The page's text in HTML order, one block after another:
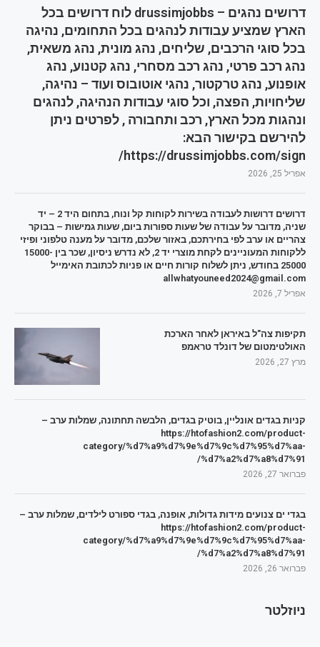
דרושים נהגים – drussimjobbs לוח דרושים בכל
הארץ שמציע עבודות לנהגים בכל התחומים, נהיגה
בכל סוגי הרכבים, שליחים, נהג מונית, נהג משאית,
נהג רכב פרטי, נהג רכב מסחרי, נהג קטנוע, נהג
אופנוע, נהג טרקטור, נהגי אוטובוס ועוד – נהיגה,
שליחויות, הפצה, וכל סוגי עבודות הנהיגה, לנהגים
ונהגות מכל הארץ, רכב ותחבורה , לפרטים ניתן
להירשם בקישור הבא:
https://drussimjobbs.com/sign/
אפריל 25, 2026
דרושים דרושות לעבודה בשירות לקוחות קל ונוח, בתחום היד 2 – יד
שניה, מדובר על עבודה של שעות ספורות ביום, שעות גמישות – בבוקר
צהריים או ערב לפי בחירתכם, באזור שלכם, מדובר על מענה טלפוני ופיזי
ללקוחות המעוניינים לקחת מוצרי יד 2, לא נדרש ניסיון, שכר בין 15000-
25000 בחודש, ניתן לשלוח קורות חיים או פניות לכתובת האימייל
allwhatyouneed2024@gmail.com
אפריל 7, 2026
תקיפות צה"ל באיראן לאחר הארכת
האולטימטום של דונלד טראמפ
מרץ 27, 2026
קניות בגדים אונליין, בוטיק בגדים, הלבשה תחתונה, שמלות ערב –
https://htofashion2.com/product-
category/%d7%a9%d7%9e%d7%9c%d7%95%d7%aa-
%d7%a2%d7%a8%d7%91/
פברואר 27, 2026
בגדי ים צנועים מידות גדולות, אופנה, בגדי ספורט לילדים, שמלות ערב –
https://htofashion2.com/product-
category/%d7%a9%d7%9e%d7%9c%d7%95%d7%aa-
%d7%a2%d7%a8%d7%91/
פברואר 26, 2026
ניוזלטר